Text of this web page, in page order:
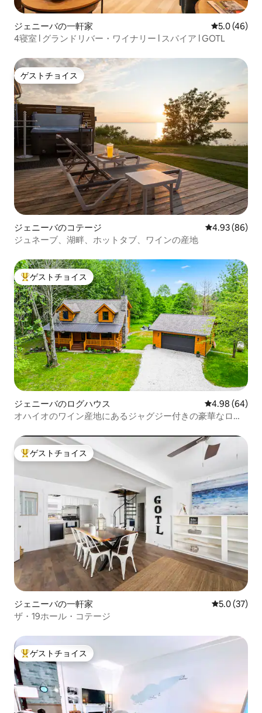
ジェニーバの一軒家 レビュー46
5.0 (46)
4寝室 l グランドリバー・ワイナリー l スパイア l GOTL
ゲストチョイス
ゲストチョイス
ジェニーバのコテージ レビュー86
4.93 (86)
ジュネーブ、湖畔、ホットタブ、ワインの産地
大好評のゲストチョイスです。
ゲストチョイス
ジェニーバのログハウス レビュー64件
4.98 (64)
オハイオのワイン産地にあるジャグジー付きの豪華なログ
大好評のゲストチョイスです。
ゲストチョイス
ジェニーバの一軒家 レビュー37
5.0 (37)
ザ・19ホール・コテージ
大好評のゲストチョイスです。
ゲストチョイス